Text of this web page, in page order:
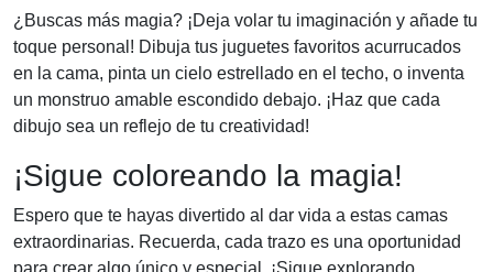
¿Buscas más magia? ¡Deja volar tu imaginación y añade tu
toque personal! Dibuja tus juguetes favoritos acurrucados
en la cama, pinta un cielo estrellado en el techo, o inventa
un monstruo amable escondido debajo. ¡Haz que cada
dibujo sea un reflejo de tu creatividad!
¡Sigue coloreando la magia!
Espero que te hayas divertido al dar vida a estas camas
extraordinarias. Recuerda, cada trazo es una oportunidad